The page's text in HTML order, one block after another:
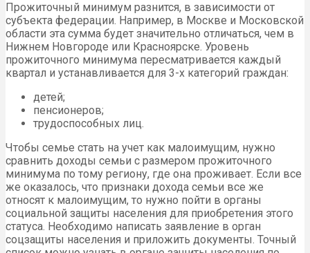
Прожиточный минимум разнится, в зависимости от
субъекта федерации. Например, в Москве и Московской
области эта сумма будет значительно отличаться, чем в
Нижнем Новгороде или Красноярске. Уровень
прожиточного минимума пересматривается каждый
квартал и устанавливается для 3-х категорий граждан:
детей;
пенсионеров;
трудоспособных лиц.
Чтобы семье стать на учет как малоимущим, нужно
сравнить доходы семьи с размером прожиточного
минимума по тому региону, где она проживает. Если все
же оказалось, что признаки дохода семьи все же
относят к малоимущим, то нужно пойти в органы
социальной защиты населения для приобретения этого
статуса. Необходимо написать заявление в орган
соцзащиты населения и приложить документы. Точный